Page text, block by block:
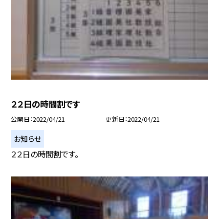
２２日の時間割です
公開日 2022/04/21 更新日 2022/04/21
お知らせ
２２日の時間割です。